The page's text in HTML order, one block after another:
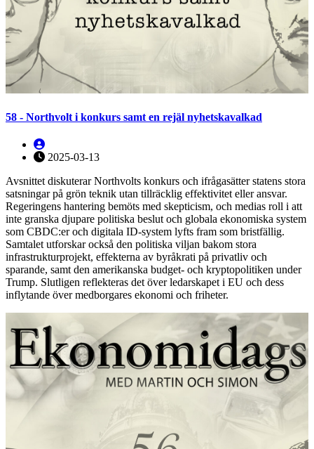
58 - Northvolt i konkurs samt en rejäl nyhetskavalkad
2025-03-13
Avsnittet diskuterar Northvolts konkurs och ifrågasätter statens stora
satsningar på grön teknik utan tillräcklig effektivitet eller ansvar.
Regeringens hantering bemöts med skepticism, och medias roll i att
inte granska djupare politiska beslut och globala ekonomiska system
som CBDC:er och digitala ID-system lyfts fram som bristfällig.
Samtalet utforskar också den politiska viljan bakom stora
infrastrukturprojekt, effekterna av byråkrati på privatliv och
sparande, samt den amerikanska budget- och kryptopolitiken under
Trump. Slutligen reflekteras det över ledarskapet i EU och dess
inflytande över medborgares ekonomi och friheter.